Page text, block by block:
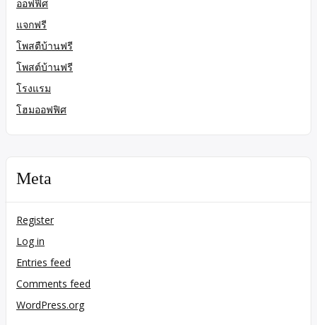
ออฟฟิศ
แจกฟรี
โพสตืบ้านฟรี
โพสต์บ้านฟรี
โรงแรม
โฮมออฟฟิศ
Meta
Register
Log in
Entries feed
Comments feed
WordPress.org